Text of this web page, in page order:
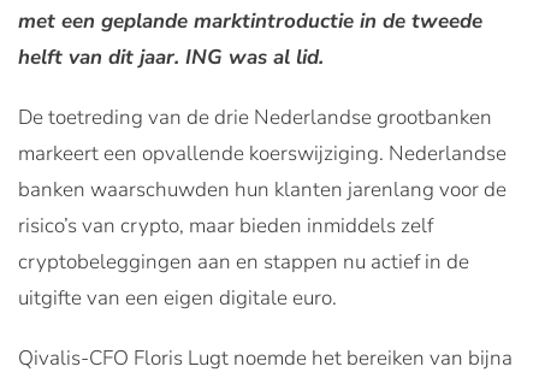
met een geplande marktintroductie in de tweede
helft van dit jaar. ING was al lid.
De toetreding van de drie Nederlandse grootbanken
markeert een opvallende koerswijziging. Nederlandse
banken waarschuwden hun klanten jarenlang voor de
risico’s van crypto, maar bieden inmiddels zelf
cryptobeleggingen aan en stappen nu actief in de
uitgifte van een eigen digitale euro.
Qivalis-CFO Floris Lugt noemde het bereiken van bijna